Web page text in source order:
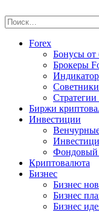
to
content
Найти:
Forex
Бонусы от
Брокеры
Стратегии
Биржи
Инвестиции
Фондовый
Криптовалюта
Бизнес
Бизнес
Бизнес
Бизнес